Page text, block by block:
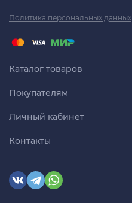
Политика персональных данных
Каталог товаров
Покупателям
Личный кабинет
Контакты